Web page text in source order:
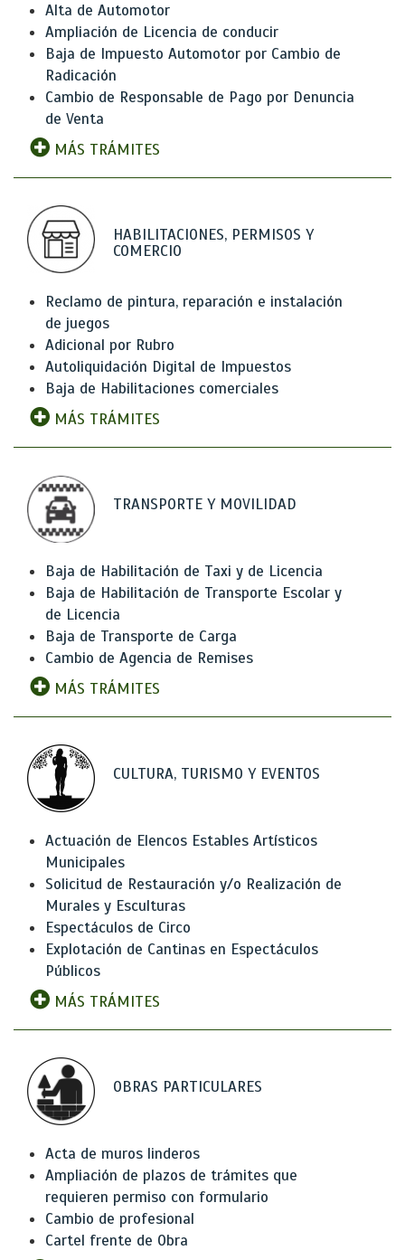
Alta de Automotor
Ampliación de Licencia de conducir
Baja de Impuesto Automotor por Cambio de
Radicación
Cambio de Responsable de Pago por Denuncia
de Venta
MÁS TRÁMITES
HABILITACIONES, PERMISOS Y
COMERCIO
Reclamo de pintura, reparación e instalación
de juegos
Adicional por Rubro
Autoliquidación Digital de Impuestos
Baja de Habilitaciones comerciales
MÁS TRÁMITES
TRANSPORTE Y MOVILIDAD
Baja de Habilitación de Taxi y de Licencia
Baja de Habilitación de Transporte Escolar y
de Licencia
Baja de Transporte de Carga
Cambio de Agencia de Remises
MÁS TRÁMITES
CULTURA, TURISMO Y EVENTOS
Actuación de Elencos Estables Artísticos
Municipales
Solicitud de Restauración y/o Realización de
Murales y Esculturas
Espectáculos de Circo
Explotación de Cantinas en Espectáculos
Públicos
MÁS TRÁMITES
OBRAS PARTICULARES
Acta de muros linderos
Ampliación de plazos de trámites que
requieren permiso con formulario
Cambio de profesional
Cartel frente de Obra